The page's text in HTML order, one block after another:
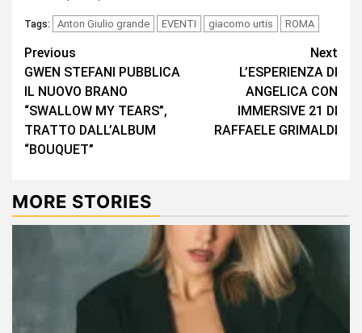
Tags: Anton Giulio grande EVENTI giacomo urtis ROMA
Continue
Reading
Previous
GWEN STEFANI PUBBLICA
IL NUOVO BRANO
“SWALLOW MY TEARS”,
TRATTO DALL’ALBUM
“BOUQUET”
Next
L’ESPERIENZA DI
ANGELICA CON
IMMERSIVE 21 DI
RAFFAELE GRIMALDI
MORE STORIES